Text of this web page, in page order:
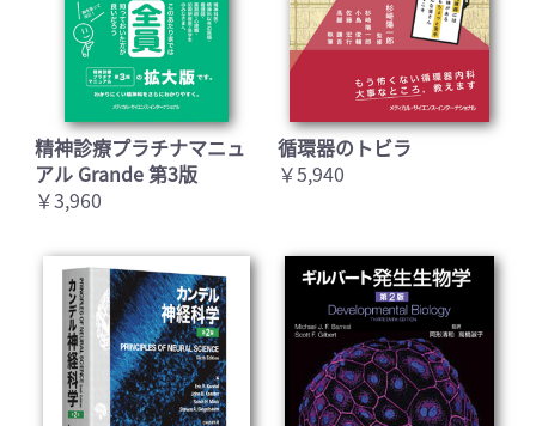
精神診療プラチナマニュ
アル Grande 第3版
￥3,960
循環器のトビラ
￥5,940